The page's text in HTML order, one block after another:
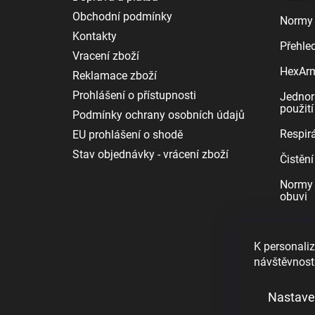
K
Obchodní podmínky
Kontakty
Vracení zboží
Reklamace zboží
Prohlášení o přístupnosti
Podmínky ochrany osobních údajů
EU prohlášení o shodě
Stav objednávky - vrácení zboží
použití
obuvi